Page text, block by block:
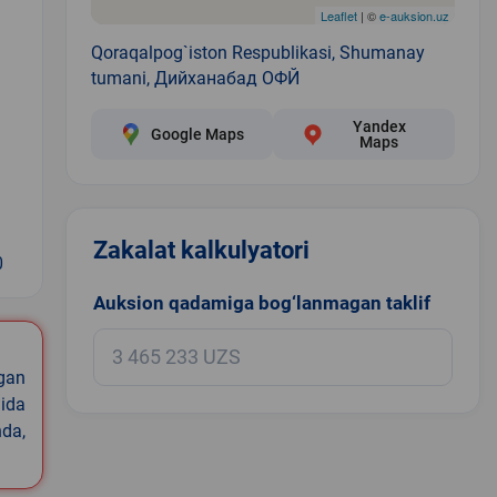
Leaflet| ©e-auksion.uz
Qoraqalpog`iston Respublikasi, Shumanay
tumani, Дийханабад ОФЙ
Google Maps
Yandex
Maps
Zakalat kalkulyatori
Auksion qadamiga bog‘lanmagan taklif